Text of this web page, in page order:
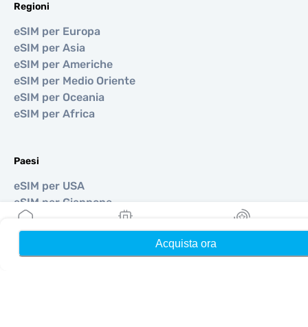
Acquista ora
Regioni
eSIM per Europa
eSIM per Asia
eSIM per Americhe
eSIM per Medio Oriente
eSIM per Oceania
eSIM per Africa
Paesi
eSIM per USA
eSIM per Giappone
eSIM per Canada
eSIM per Spagna
eSIM per Italia
Le mie eSIM Ricompense